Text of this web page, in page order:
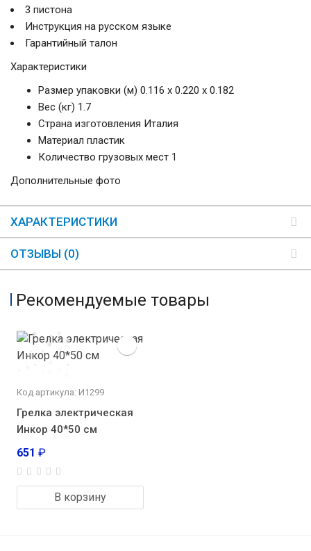
3 пистона
Инструкция на русском языке
Гарантийный талон
Характеристики
Размер упаковки (м) 0.116 x 0.220 x 0.182
Вес (кг) 1.7
Страна изготовления Италия
Материал пластик
Количество грузовых мест 1
Дополнительные фото
ХАРАКТЕРИСТИКИ
ОТЗЫВЫ (0)
Рекомендуемые товары
Код артикула: И1299
Грелка электрическая
Инкор 40*50 см
651 ₽
В корзину